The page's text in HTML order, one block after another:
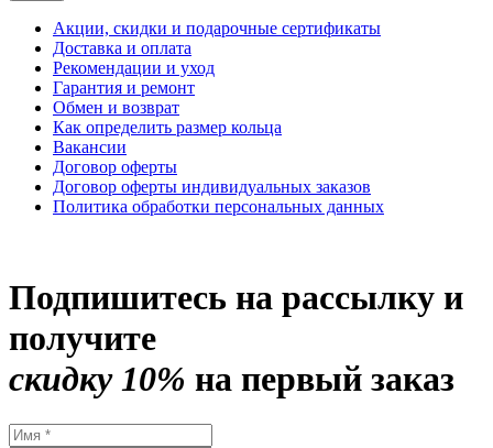
Акции, скидки и подарочные сертификаты
Доставка и оплата
Рекомендации и уход
Гарантия и ремонт
Обмен и возврат
Как определить размер кольца
Вакансии
Договор оферты
Договор оферты индивидуальных заказов
Политика обработки персональных данных
Подпишитесь на рассылку и
получите
скидку 10% на первый заказ